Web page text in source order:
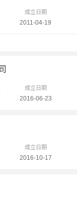
成立日期
2011-04-19
成立日期
2016-06-23
成立日期
2016-10-17